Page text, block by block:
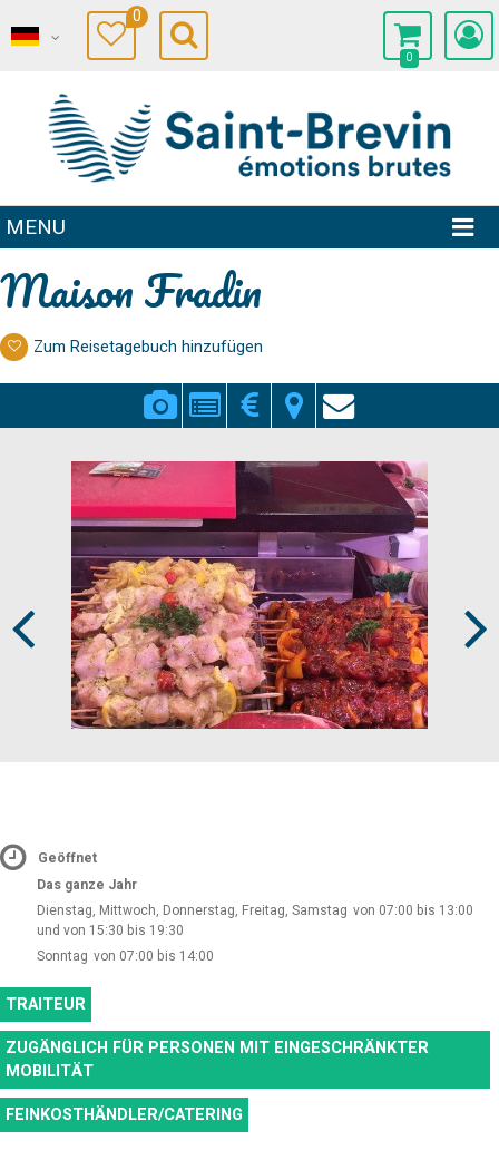
0
0
MENU
Maison Fradin
Zum Reisetagebuch hinzufügen
Geöffnet
Das ganze Jahr
Dienstag, Mittwoch, Donnerstag, Freitag, Samstag von 07:00 bis 13:00
und von 15:30 bis 19:30
Sonntag von 07:00 bis 14:00
TRAITEUR
ZUGÄNGLICH FÜR PERSONEN MIT EINGESCHRÄNKTER
MOBILITÄT
FEINKOSTHÄNDLER/CATERING